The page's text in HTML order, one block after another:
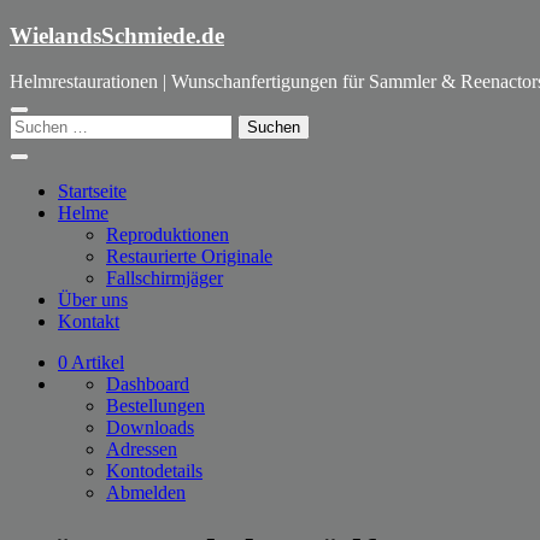
Zum
springen
WielandsSchmiede.de
Helmrestaurationen | Wunschanfertigungen für Sammler &
Suchen
nach:
Startseite
Helme
Reproduktionen
Restaurierte Originale
Fallschirmjäger
Über uns
Kontakt
0 Artikel
Dashboard
Bestellungen
Downloads
Adressen
Kontodetails
Abmelden